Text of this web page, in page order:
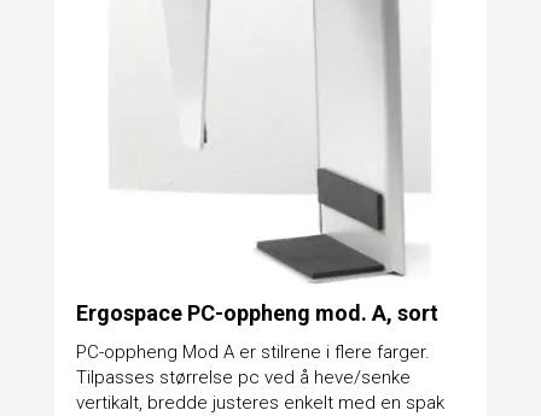
Ergospace PC-oppheng mod. A, sort
PC-oppheng Mod A er stilrene i flere farger.
Tilpasses størrelse pc ved å heve/senke
vertikalt, bredde justeres enkelt med en spak